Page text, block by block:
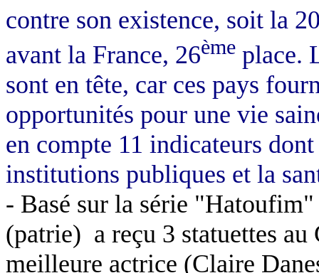
contre son existence, soit la
avant la France, 26ème place.
sont en tête, car ces pays
opportunités pour une vie
en compte 11 indicateurs
institutions publiques et la
- Basé sur la série
(patrie) a reçu 3 statuettes
meilleure actrice (Claire